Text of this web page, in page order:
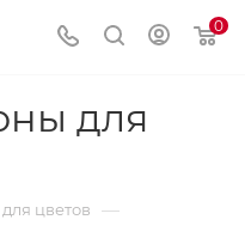
0
для
цветов —